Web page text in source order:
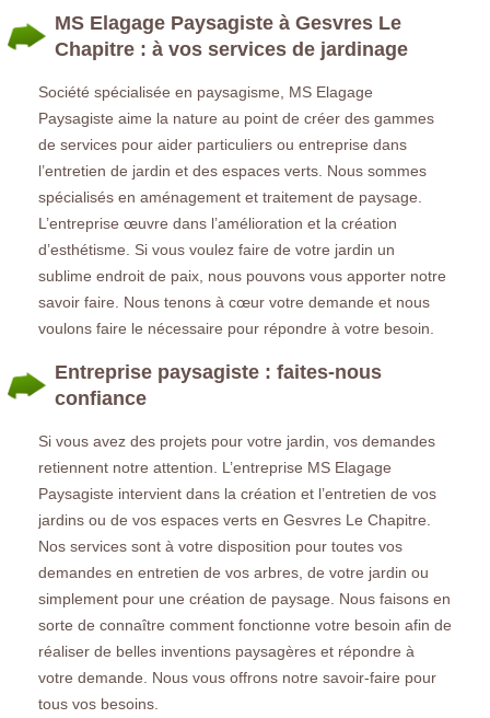
MS Elagage Paysagiste à Gesvres Le
Chapitre : à vos services de jardinage
Société spécialisée en paysagisme, MS Elagage
Paysagiste aime la nature au point de créer des gammes
de services pour aider particuliers ou entreprise dans
l’entretien de jardin et des espaces verts. Nous sommes
spécialisés en aménagement et traitement de paysage.
L’entreprise œuvre dans l’amélioration et la création
d’esthétisme. Si vous voulez faire de votre jardin un
sublime endroit de paix, nous pouvons vous apporter notre
savoir faire. Nous tenons à cœur votre demande et nous
voulons faire le nécessaire pour répondre à votre besoin.
Entreprise paysagiste : faites-nous
confiance
Si vous avez des projets pour votre jardin, vos demandes
retiennent notre attention. L’entreprise MS Elagage
Paysagiste intervient dans la création et l’entretien de vos
jardins ou de vos espaces verts en Gesvres Le Chapitre.
Nos services sont à votre disposition pour toutes vos
demandes en entretien de vos arbres, de votre jardin ou
simplement pour une création de paysage. Nous faisons en
sorte de connaître comment fonctionne votre besoin afin de
réaliser de belles inventions paysagères et répondre à
votre demande. Nous vous offrons notre savoir-faire pour
tous vos besoins.